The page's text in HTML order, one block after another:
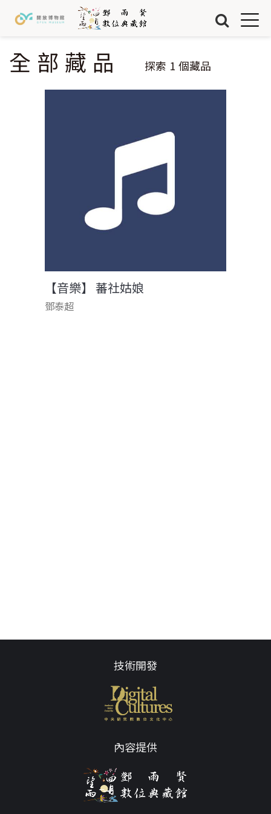
關於我們
Jump to Navigation
Jump to Main content
您在這裡
全部藏品 探索 1 個藏品
【音樂】 蕃社姑娘
鄧泰超
技術開發
內容提供